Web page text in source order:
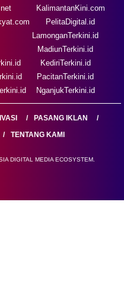
KalimantanKini.com
PelitaDigital.id
LamonganTerkini.id
MadiunTerkini.id
KediriTerkini.id
PacitanTerkini.id
NganjukTerkini.id
PASANG IKLAN
TENTANG KAMI
DIGITAL MEDIA ECOSYSTEM.